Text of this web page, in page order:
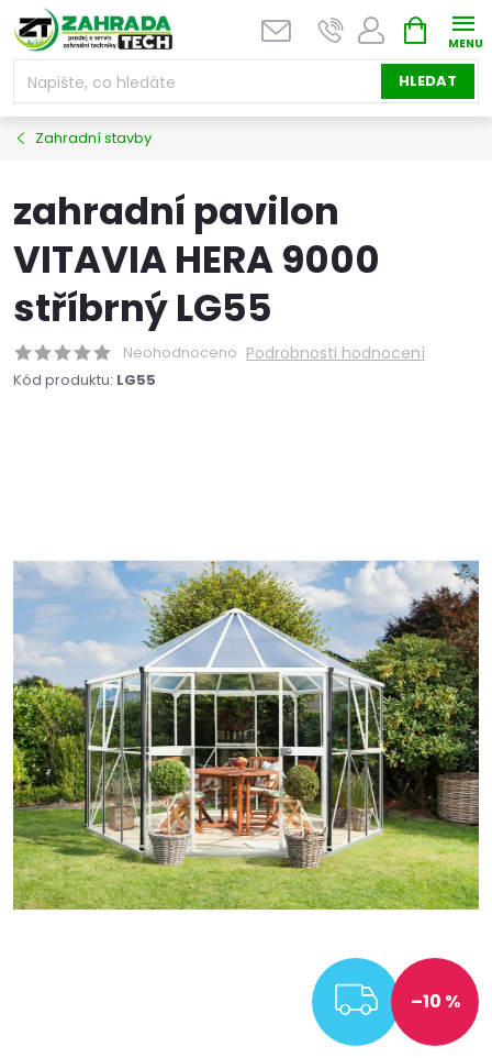
Přejít
na
obsah
HLEDAT
NÁKUPNÍ
KOŠÍK
Zahradní stavby
zahradní pavilon
VITAVIA HERA 9000
stříbrný LG55
Neohodnoceno Podrobnosti hodnocení
Kód produktu: LG55
–10 %